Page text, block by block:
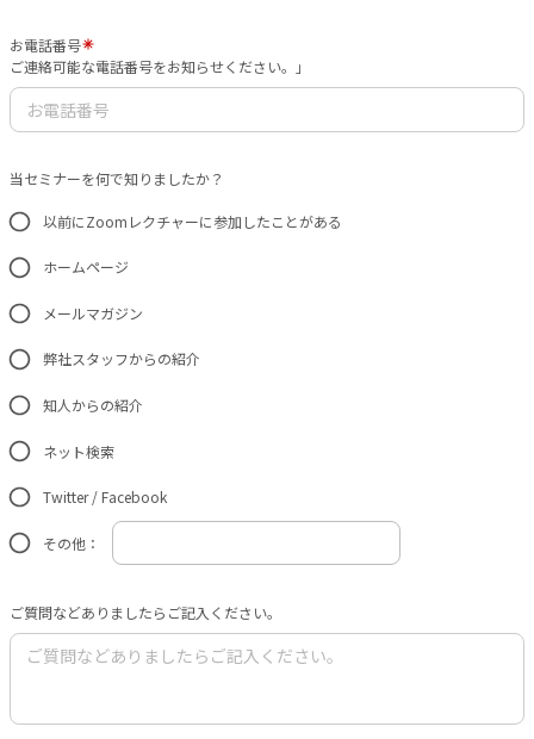
お電話番号
ご連絡可能な電話番号をお知らせください。」
当セミナーを何で知りましたか？
以前にZoomレクチャーに参加したことがある
ホームページ
メールマガジン
弊社スタッフからの紹介
知人からの紹介
ネット検索
Twitter / Facebook
その他：
ご質問などありましたらご記入ください。